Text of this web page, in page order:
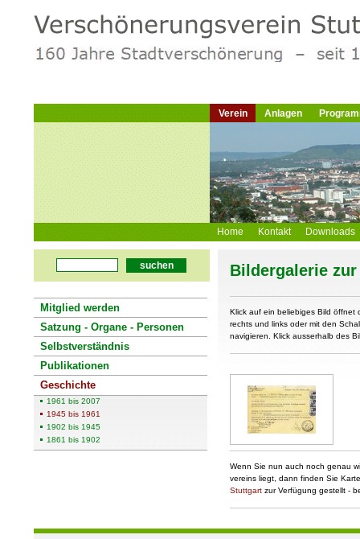
Verein Anlagen
Home Kontakt Downloads
suchen
Mitglied werden
Satzung - Organe - Personen
Selbstverständnis
Publikationen
Geschichte
1961 bis 2007
1945 bis 1961
1902 bis 1945
1861 bis 1902
Bildergalerie
Klick auf ein beliebiges Bild öffnet
rechts und links oder mit den
navigieren. Klick ausserhalb des
Wenn Sie nun auch noch genau
vereins liegt, dann finden Sie
Stuttgartzur Verfügung gestellt -